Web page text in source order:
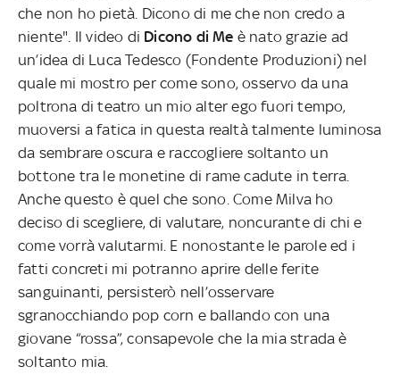
che non ho pietà. Dicono di me che non credo a
niente". Il video di Dicono di Me è nato grazie ad
un’idea di Luca Tedesco (Fondente Produzioni) nel
quale mi mostro per come sono, osservo da una
poltrona di teatro un mio alter ego fuori tempo,
muoversi a fatica in questa realtà talmente luminosa
da sembrare oscura e raccogliere soltanto un
bottone tra le monetine di rame cadute in terra.
Anche questo è quel che sono. Come Milva ho
deciso di scegliere, di valutare, noncurante di chi e
come vorrà valutarmi. E nonostante le parole ed i
fatti concreti mi potranno aprire delle ferite
sanguinanti, persisterò nell’osservare
sgranocchiando pop corn e ballando con una
giovane “rossa”, consapevole che la mia strada è
soltanto mia.